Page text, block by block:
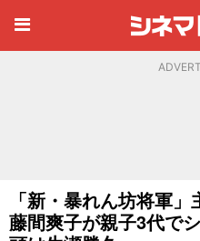
「新・暴れん坊将軍
藤間爽子が親子3代で